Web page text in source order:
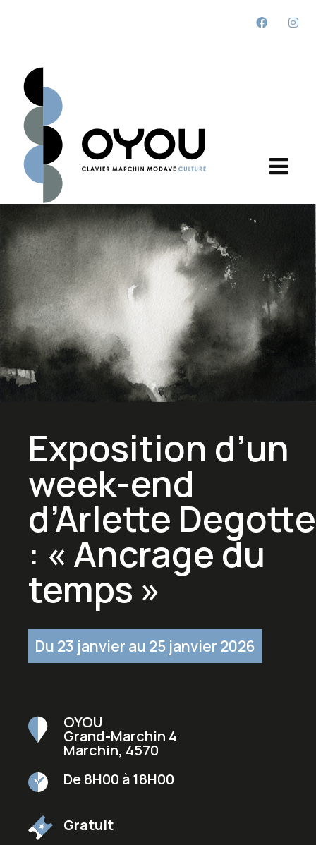
Exposition d’un
week-end
d’Arlette Degotte
: « Ancrage du
temps »
Du 23 janvier au 25 janvier 2026
OYOU
Grand-Marchin 4
Marchin, 4570
De 8H00 à 18H00
Gratuit